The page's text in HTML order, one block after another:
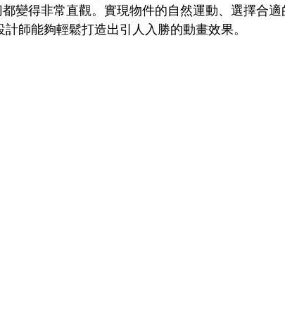
變得非常直觀。實現物件的自然運動、選擇合
師能夠輕鬆打造出引人入勝的動畫效果。